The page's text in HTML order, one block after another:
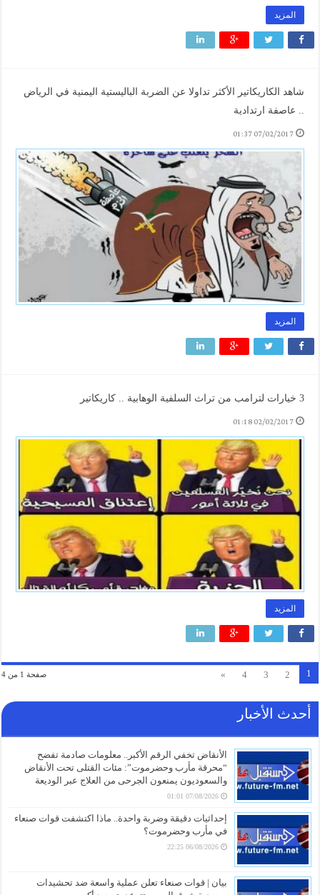
المزيد
شاهد الكاريكاتير الأكثر تداولا عن الضربة الباليستية اليمنية في الرياض
.. عاصفة ارتدادية
07/02/2017 01:37
المزيد
3 خيارات لترامب من تراث السلفية الوهابية .. كاريكاتير
02/02/2017 01:18
المزيد
صفحة 1 من 4 1
2
3
4
»
أحدث الأخبار
الأنقاض تخفي الرقم الأكبر.. معلومات صادمة تفضح
“محرقة مأرب وحضرموت”: مئات القتلى تحت الأنقاض
والسعوديون يمنعون الجرحى من العلاج عبر الوديعة
07/08/2026 01:01
إحداثيات دقيقة وضربة واحدة.. ماذا اكتشفت قوات صنعاء
في مأرب وحضرموت؟
06/08/2026 22:25
بيان | قوات صنعاء تعلن عملية واسعة ضد تحشيدات